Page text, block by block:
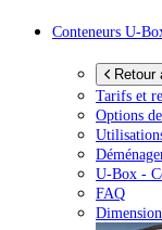
Conteneurs U-
Retour
Tarifs et
Options
U-Box -
FAQ